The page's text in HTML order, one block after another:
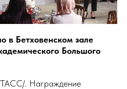
в Бетховенском зале
Большого
. Награждение